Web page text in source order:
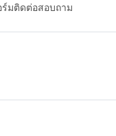
มติดต่อสอบถาม